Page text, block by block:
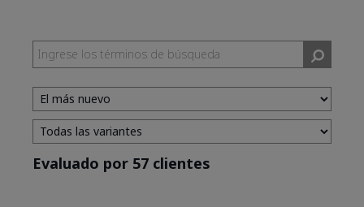
Evaluado por 57 clientes